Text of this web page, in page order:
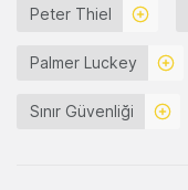
Peter Thiel
Palmer Luckey
Sınır Güvenliği